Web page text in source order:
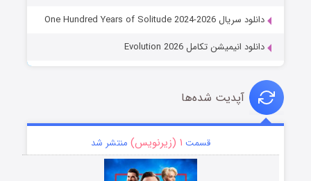
دانلود سریال One Hundred Years of Solitude 2024-2026
دانلود انیمیشن تکامل Evolution 2026
آپدیت شده‌ها
قسمت ۱ (زیرنویس) منتشر شد